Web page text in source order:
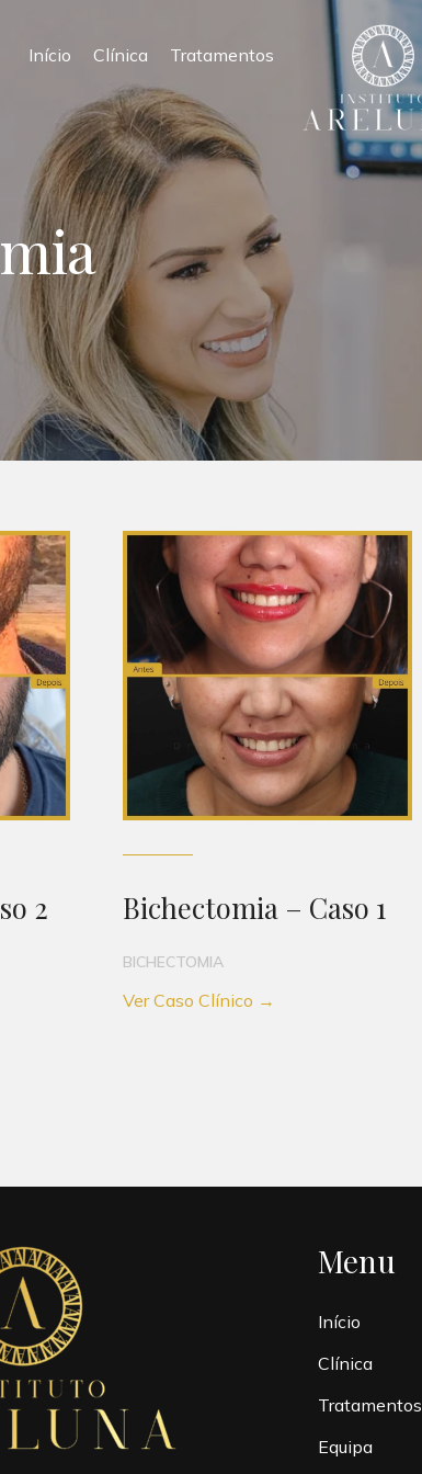
Início Clínica Tratamentos
2 Bichectomia – Caso 1
BICHECTOMIA
Ver Caso Clínico →
Menu
Início
Clínica
Tratamentos
Equipa